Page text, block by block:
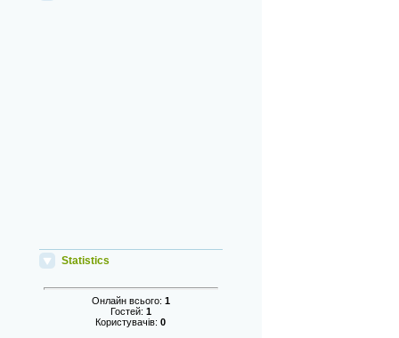
Statistics
Онлайн всього: 1
Гостей: 1
Користувачів:0